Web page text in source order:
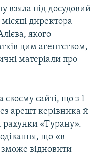
взяла під досудовий
директора
якого
цим агентством,
матеріали про
своєму сайті, що з 1
арешт керівника й
«Турану».
що «в
відновити